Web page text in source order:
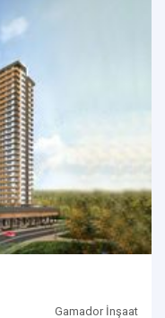
Gamador İnşaat